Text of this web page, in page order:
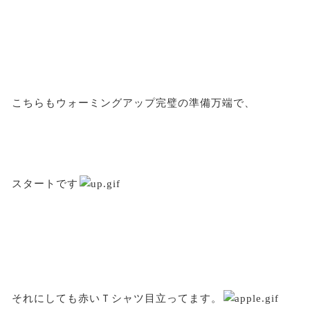
こちらもウォーミングアップ完璧の準備万端で、
スタートです
それにしても赤いＴシャツ目立ってます。